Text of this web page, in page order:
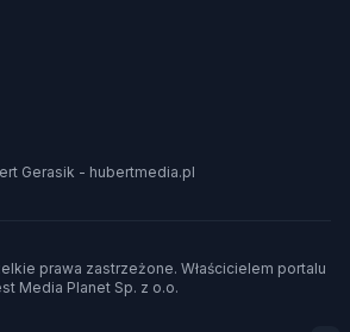
Gerasik - hubertmedia.pl
prawa zastrzeżone. Właścicielem portalu
Media Planet Sp. z o.o.